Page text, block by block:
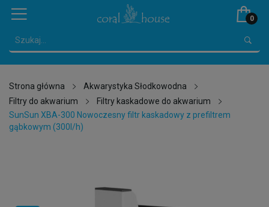
0
Strona główna
Akwarystyka Słodkowodna
Filtry do akwarium
Filtry kaskadowe do akwarium
SunSun XBA-300 Nowoczesny filtr kaskadowy z prefiltrem
gąbkowym (300l/h)